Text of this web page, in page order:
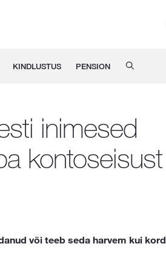
KINDLUSTUS PENSION
inimesed
kontoseisust
või teeb seda harvem kui kord